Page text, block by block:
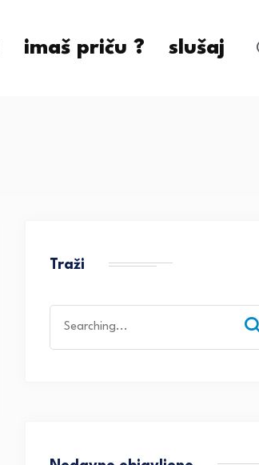
imaš priču ? slušaj
Traži
for: